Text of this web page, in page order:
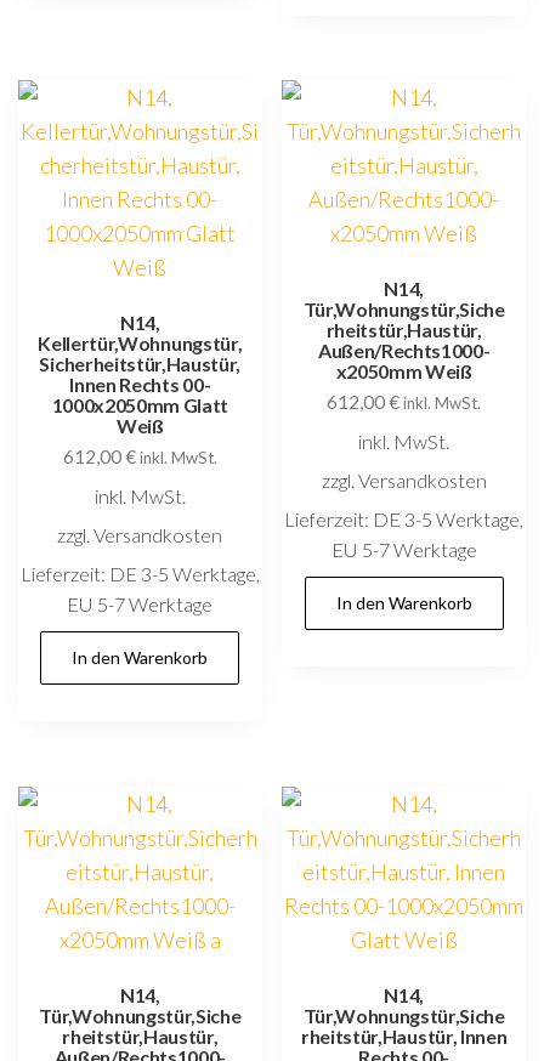
N14,
Kellertür,Wohnungstür,
Sicherheitstür,Haustür,
Innen Rechts 00-
1000x2050mm Glatt
Weiß
612,00€inkl. MwSt.
inkl. MwSt.
zzgl. Versandkosten
Lieferzeit: DE 3-5 Werktage,
EU 5-7 Werktage
In den Warenkorb
N14,
Tür,Wohnungstür,Siche
rheitstür,Haustür,
Außen/Rechts1000-
x2050mm Weiß
612,00€inkl. MwSt.
inkl. MwSt.
zzgl. Versandkosten
Lieferzeit: DE 3-5 Werktage,
EU 5-7 Werktage
In den Warenkorb
N14,
Tür,Wohnungstür,Siche
rheitstür,Haustür,
N14,
Tür,Wohnungstür,Siche
rheitstür,Haustür, Innen